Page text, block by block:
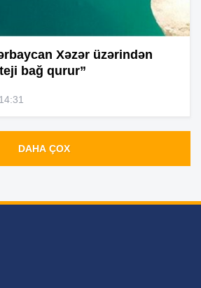
Xəzər üzərindən
bağ qurur”
DAHA ÇOX